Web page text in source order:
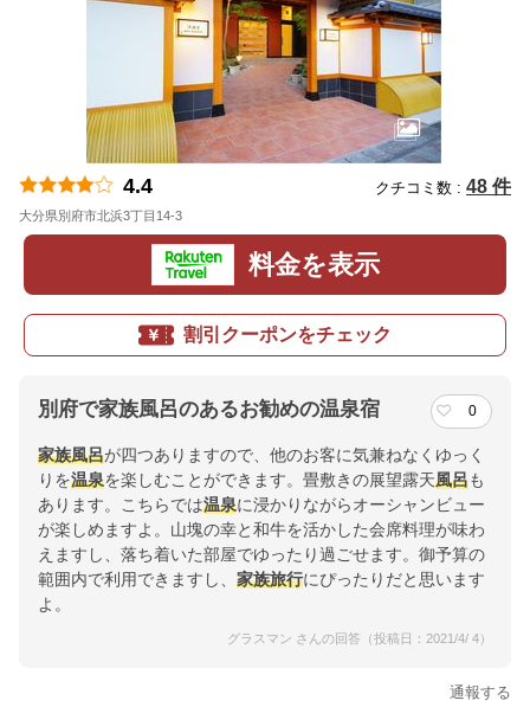
4.4 クチコミ数 : 48 件
大分県別府市北浜3丁目14-3
料金を表示
割引クーポンをチェック
別府で家族風呂のあるお勧めの温泉宿 0
家族風呂が四つありますので、他のお客に気兼ねなくゆっく
りを温泉を楽しむことができます。畳敷きの展望露天風呂も
あります。こちらでは温泉に浸かりながらオーシャンビュー
が楽しめますよ。山塊の幸と和牛を活かした会席料理が味わ
えますし、落ち着いた部屋でゆったり過ごせます。御予算の
範囲内で利用できますし、 家族旅行にぴったりだと思います
よ。
グラスマン さんの回答（投稿日：2021/4/ 4）
通報する